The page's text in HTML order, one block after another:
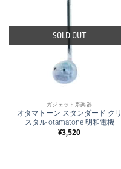
SOLD OUT
ガジェット系楽器
オタマトーン スタンダード クリ
スタル otamatone 明和電機
¥3,520